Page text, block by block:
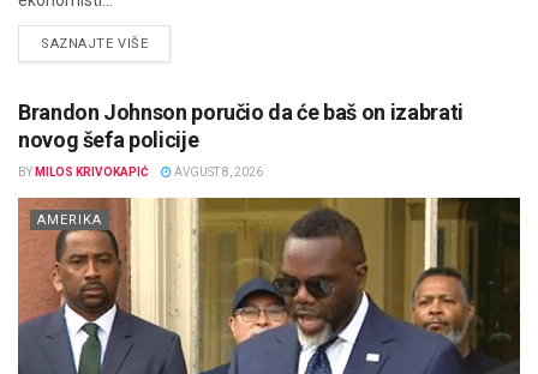
SAZNAJTE VIŠEDETAILS
Brandon Johnson poručio da će baš on izabrati
novog šefa policije
BY MILOS KRIVOKAPIĆ AVGUST 8, 2026
AMERIKA